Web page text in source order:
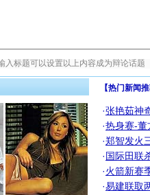
【热门新闻
·张艳茹神
·热身赛-董
·郑智发火
·国际田联
·火箭新赛
·易建联取